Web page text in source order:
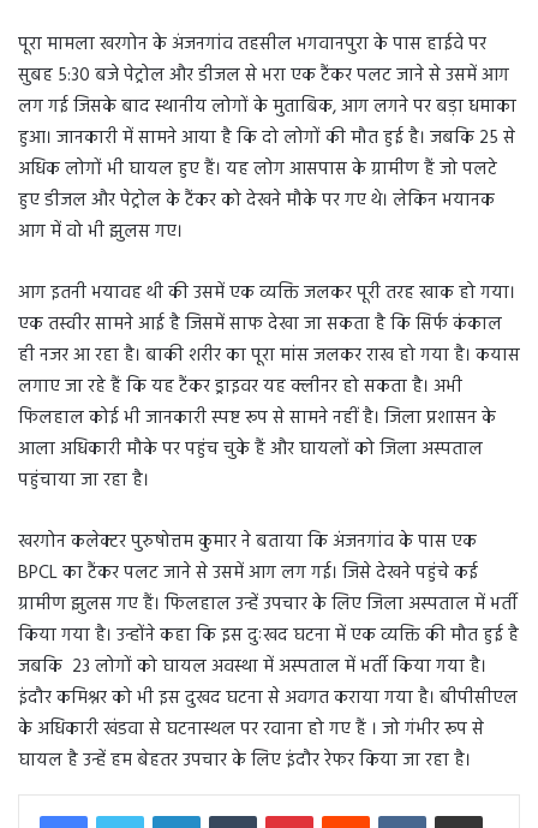
पूरा मामला खरगोन के अंजनगांव तहसील भगवानपुरा के पास हाईवे पर
सुबह 5:30 बजे पेट्रोल और डीजल से भरा एक टैंकर पलट जाने से उसमें आग
लग गई जिसके बाद स्थानीय लोगों के मुताबिक, आग लगने पर बड़ा धमाका
हुआ। जानकारी में सामने आया है कि दो लोगों की मौत हुई है। जबकि 25 से
अधिक लोगों भी घायल हुए हैं। यह लोग आसपास के ग्रामीण हैं जो पलटे
हुए डीजल और पेट्रोल के टैंकर को देखने मौके पर गए थे। लेकिन भयानक
आग में वो भी झुलस गए।
आग इतनी भयावह थी की उसमें एक व्यक्ति जलकर पूरी तरह खाक हो गया।
एक तस्वीर सामने आई है जिसमें साफ देखा जा सकता है कि सिर्फ कंकाल
ही नजर आ रहा है। बाकी शरीर का पूरा मांस जलकर राख हो गया है। कयास
लगाए जा रहे हैं कि यह टैंकर ड्राइवर यह क्लीनर हो सकता है। अभी
फिलहाल कोई भी जानकारी स्पष्ट रूप से सामने नहीं है। जिला प्रशासन के
आला अधिकारी मौके पर पहुंच चुके हैं और घायलों को जिला अस्पताल
पहुंचाया जा रहा है।
खरगोन कलेक्टर पुरुषोत्तम कुमार ने बताया कि अंजनगांव के पास एक
BPCL का टैंकर पलट जाने से उसमें आग लग गई। जिसे देखने पहुंचे कई
ग्रामीण झुलस गए हैं। फिलहाल उन्हें उपचार के लिए जिला अस्पताल में भर्ती
किया गया है। उन्होंने कहा कि इस दुःखद घटना में एक व्यक्ति की मौत हुई है
जबकि 23 लोगों को घायल अवस्था में अस्पताल में भर्ती किया गया है।
इंदौर कमिश्नर को भी इस दुखद घटना से अवगत कराया गया है। बीपीसीएल
के अधिकारी खंडवा से घटनास्थल पर रवाना हो गए हैं । जो गंभीर रूप से
घायल है उन्हें हम बेहतर उपचार के लिए इंदौर रेफर किया जा रहा है।
LinkedInTumblr PinterestReddit VKontakteShare via Email